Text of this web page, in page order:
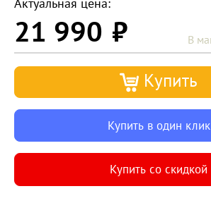
21 990
Купить
Купить в один клик
Купить со скидкой